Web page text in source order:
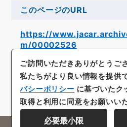
このページのURL
https://
m/00002526
ご訪問いただきありがとうご
私たちがより良い情報を提供
バシーポリシー に基づいた
取得と利用に同意をお願いい
必要最小限